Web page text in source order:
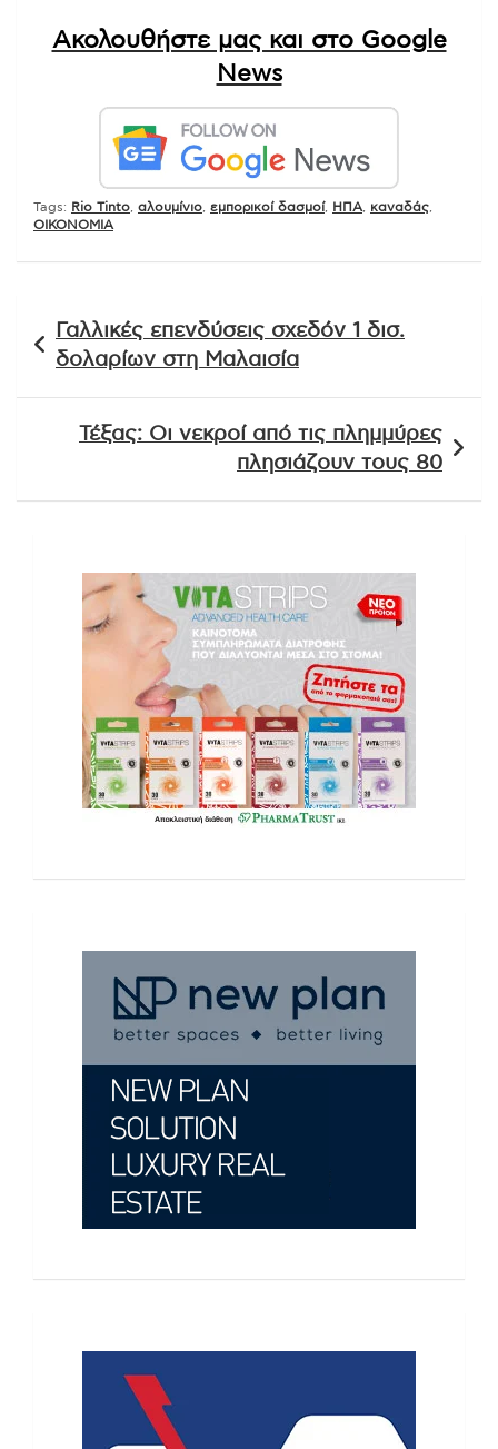
Ακολουθήστε μας και στο Google
News
Tags: Rio Tinto αλουμίνιο εμπορικοί δασμοί, ΗΠΑ καναδάς
ΟΙΚΟΝΟΜΙΑ
άρθρων
Γαλλικές επενδύσεις σχεδόν 1 δισ.
δολαρίων στη Μαλαισία
Τέξας: Οι νεκροί από τις πλημμύρες
πλησιάζουν τους 80